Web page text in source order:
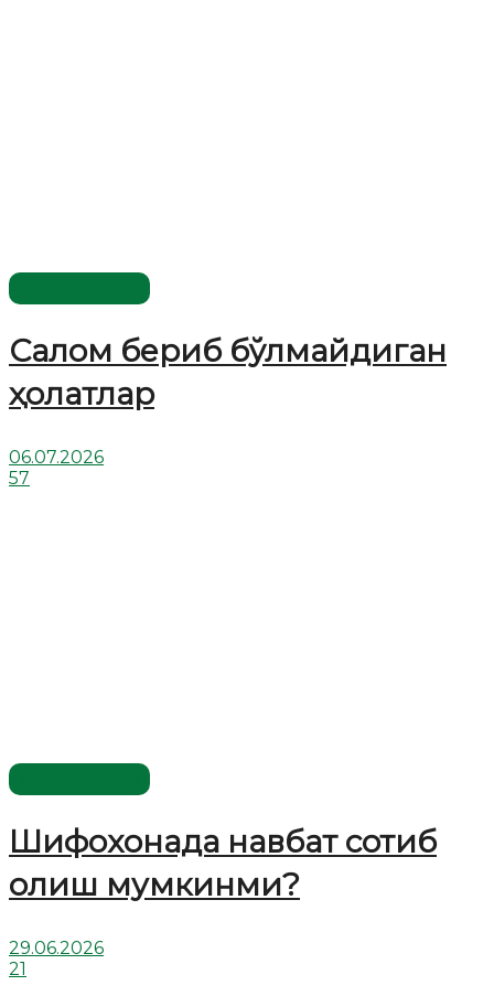
Салом бериб бўлмайдиган
ҳолатлар
06.07.2026
57
Шифохонада навбат сотиб
олиш мумкинми?
29.06.2026
21